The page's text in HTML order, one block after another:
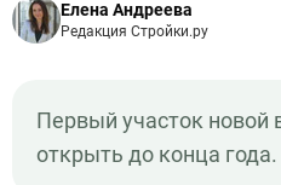
Елена Андреева
Редакция Стройки.ру
Первый участок новой
открыть до конца года.